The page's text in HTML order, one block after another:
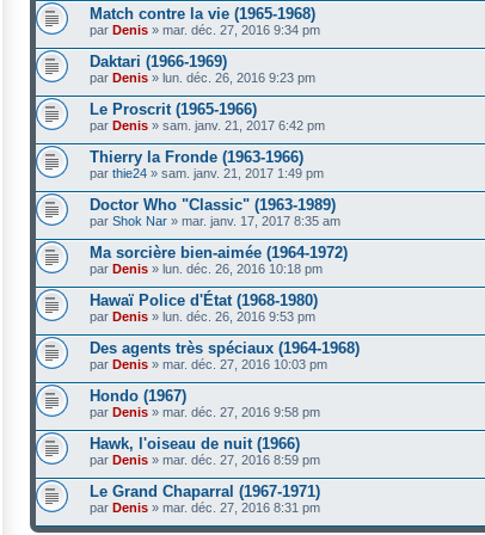
Match contre la vie (1965-1968)
par Denis » mar. déc. 27, 2016 9:34 pm
Daktari (1966-1969)
par Denis » lun. déc. 26, 2016 9:23 pm
Le Proscrit (1965-1966)
par Denis » sam. janv. 21, 2017 6:42 pm
Thierry la Fronde (1963-1966)
par thie24 » sam. janv. 21, 2017 1:49 pm
Doctor Who "Classic" (1963-1989)
par Shok Nar » mar. janv. 17, 2017 8:35 am
Ma sorcière bien-aimée (1964-1972)
par Denis » lun. déc. 26, 2016 10:18 pm
Hawaï Police d'État (1968-1980)
par Denis » lun. déc. 26, 2016 9:53 pm
Des agents très spéciaux (1964-1968)
par Denis » mar. déc. 27, 2016 10:03 pm
Hondo (1967)
par Denis » mar. déc. 27, 2016 9:58 pm
Hawk, l'oiseau de nuit (1966)
par Denis » mar. déc. 27, 2016 8:59 pm
Le Grand Chaparral (1967-1971)
par Denis » mar. déc. 27, 2016 8:31 pm